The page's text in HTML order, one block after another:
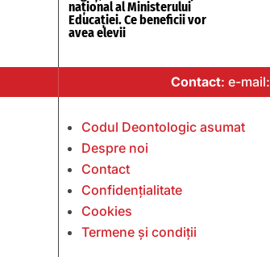
național al Ministerului
Educației. Ce beneficii vor
avea elevii
Contact: e-mail:
Codul Deontologic asumat
Despre noi
Contact
Confidențialitate
Cookies
Termene și condiții